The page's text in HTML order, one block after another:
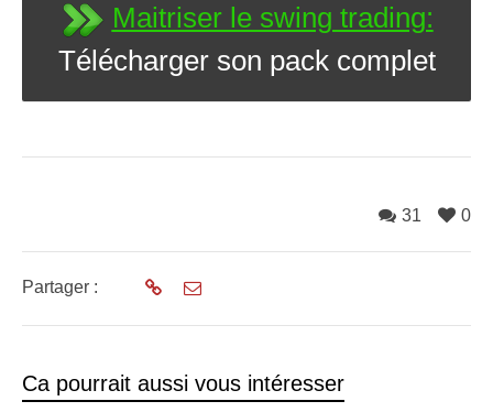
Maitriser le swing trading:
Télécharger son pack complet
0
31
Partager :
Ca pourrait aussi vous intéresser